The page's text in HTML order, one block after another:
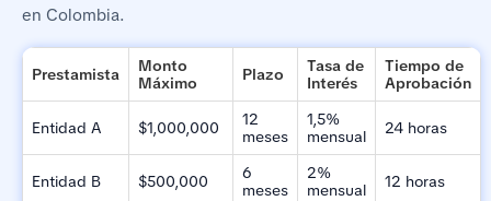
en Colombia.
Prestamista
Monto
Máximo
Plazo
Tasa de
Interés
Tiempo de
Aprobación
Entidad A $1,000,000
12
meses
1,5%
mensual
24 horas
Entidad B $500,000
6
meses
2%
mensual
12 horas